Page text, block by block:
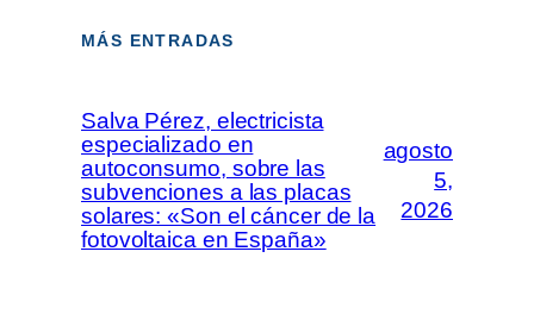
MÁS ENTRADAS
Salva Pérez, electricista
especializado en
autoconsumo, sobre las
subvenciones a las placas
solares: «Son el cáncer de la
fotovoltaica en España»
agosto
5,
2026